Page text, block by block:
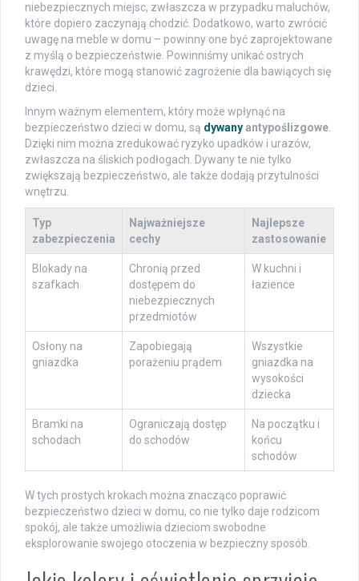
niebezpiecznych miejsc, zwłaszcza w przypadku maluchów,
które dopiero zaczynają chodzić. Dodatkowo, warto zwrócić
uwagę na meble w domu – powinny one być zaprojektowane
z myślą o bezpieczeństwie. Powinniśmy unikać ostrych
krawędzi, które mogą stanowić zagrożenie dla bawiących się
dzieci.
Innym ważnym elementem, który może wpłynąć na
bezpieczeństwo dzieci w domu, są dywanyantypoślizgowe.
Dzięki nim można zredukować ryzyko upadków i urazów,
zwłaszcza na śliskich podłogach. Dywany te nie tylko
zwiększają bezpieczeństwo, ale także dodają przytulności
wnętrzu.
Typ
zabezpieczenia
Najważniejsze
cechy
Najlepsze
zastosowanie
Blokady na
szafkach
Chronią przed
dostępem do
niebezpiecznych
przedmiotów
W kuchni i
łazience
Osłony na
gniazdka
Zapobiegają
porażeniu prądem
Wszystkie
gniazdka na
wysokości
dziecka
Bramki na
schodach
Ograniczają dostęp
do schodów
Na początku i
końcu
schodów
W tych prostych krokach można znacząco poprawić
bezpieczeństwo dzieci w domu, co nie tylko daje rodzicom
spokój, ale także umożliwia dzieciom swobodne
eksplorowanie swojego otoczenia w bezpieczny sposób.